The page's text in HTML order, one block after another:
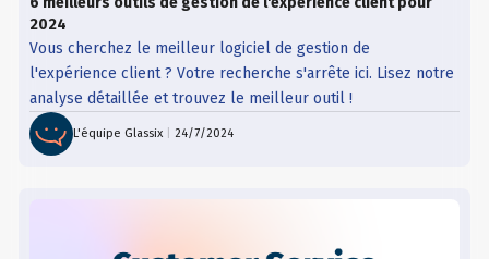
2024
Vous cherchez le meilleur logiciel de gestion de
l'expérience client ? Votre recherche s'arrête ici. Lisez notre
analyse détaillée et trouvez le meilleur outil !
L'équipe Glassix |24/7/2024